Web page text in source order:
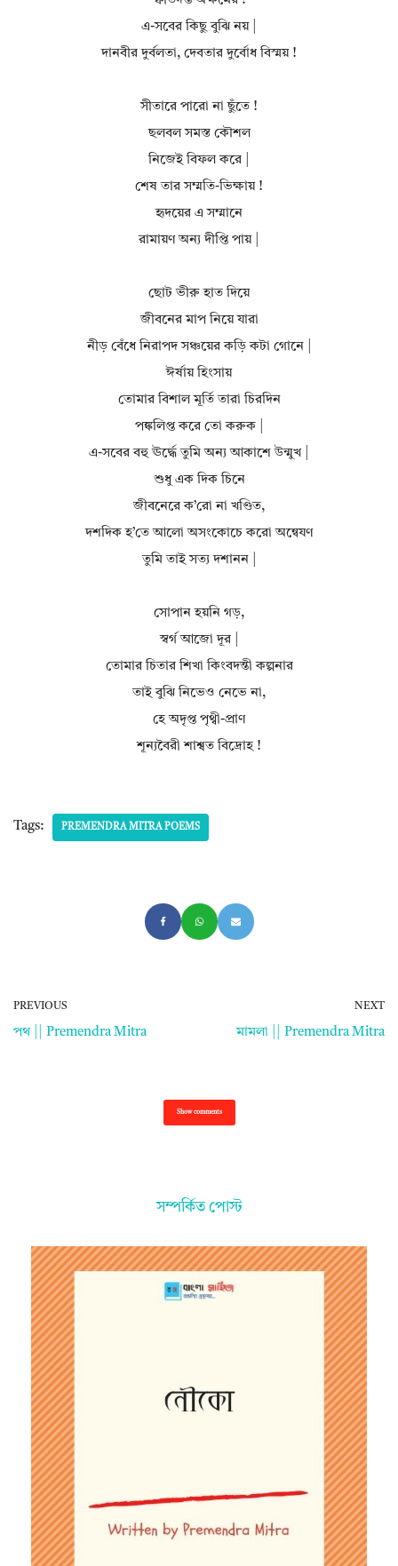
এ-সবের কিছু বুঝি নয় |
দানবীর দুর্বলতা, দেবতার দুর্বোধ বিস্ময় !
সীতারে পারো না ছুঁতে !
ছলবল সমস্ত কৌশল
নিজেই বিফল করে |
শেষ তার সম্মতি-ভিক্ষায় !
হৃদয়ের এ সম্মানে
রামায়ণ অন্য দীপ্তি পায় |
ছোট ভীরু হাত দিয়ে
জীবনের মাপ নিয়ে যারা
নীড় বেঁধে নিরাপদ সঞ্চয়ের কড়ি কটা গোনে |
ঈর্ষায় হিংসায়
তোমার বিশাল মূর্তি তারা চিরদিন
পঙ্কলিপ্ত করে তো করুক |
এ-সবের বহু ঊর্দ্ধে তুমি অন্য আকাশে উন্মুখ |
শুধু এক দিক চিনে
জীবনেরে ক’রো না খণ্ডিত,
দশদিক হ’তে আলো অসংকোচে করো অন্বেযণ
তুমি তাই সত্য দশানন |
সোপান হয়নি গড়,
স্বর্গ আজো দূর |
তোমার চিতার শিখা কিংবদন্তী কল্পনার
তাই বুঝি নিভেও নেভে না,
হে অদৃপ্ত পৃথ্বী-প্রাণ
শূন্যবৈরী শাশ্বত বিদ্রোহ !
Tags: PREMENDRA MITRA POEMS
PREVIOUS
পথ || Premendra Mitra
NEXT
মামলা || Premendra Mitra
Show comments
সম্পর্কিত পোস্ট